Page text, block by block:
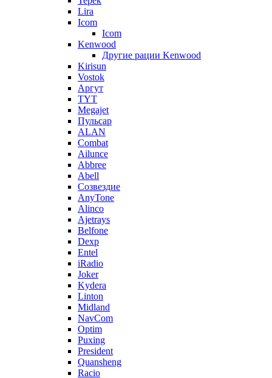
Lira
Icom
Icom
Kenwood
Другие рации Kenwood
Kirisun
Vostok
Аргут
TYT
Megajet
Пульсар
ALAN
Combat
Ailunce
Abbree
Abell
Созвездие
AnyTone
Alinco
Ajetrays
Belfone
Dexp
Entel
iRadio
Joker
Kydera
Linton
Midland
NavCom
Optim
Puxing
President
Quansheng
Racio